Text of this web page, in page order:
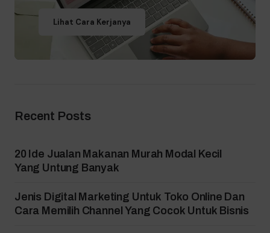
Lihat Cara Kerjanya
Recent Posts
20 Ide Jualan Makanan Murah Modal Kecil
Yang Untung Banyak
Jenis Digital Marketing Untuk Toko Online Dan
Cara Memilih Channel Yang Cocok Untuk Bisnis